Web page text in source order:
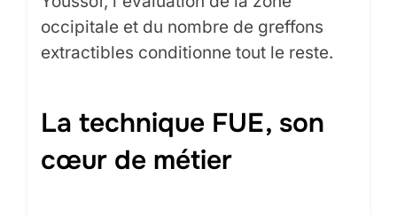
occipitale et du nombre de greffons
extractibles conditionne tout le reste.
La technique FUE, son
cœur de métier